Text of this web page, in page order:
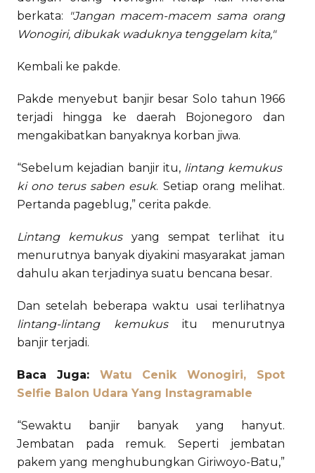
berkata: "Jangan macem-macem sama orang
Wonogiri, dibukak waduknya tenggelam kita,"
Kembali ke pakde.
Pakde menyebut banjir besar Solo tahun 1966
terjadi hingga ke daerah Bojonegoro dan
mengakibatkan banyaknya korban jiwa.
“Sebelum kejadian banjir itu, lintang kemukus
ki ono terus saben esuk. Setiap orang melihat.
Pertanda pageblug,” cerita pakde.
Lintang kemukusyang sempat terlihat itu
menurutnya banyak diyakini masyarakat jaman
dahulu akan terjadinya suatu bencana besar.
Dan setelah beberapa waktu usai terlihatnya
lintang-lintang kemukusitu menurutnya
banjir terjadi.
Baca Juga: Watu Cenik Wonogiri, Spot
Selfie Balon Udara Yang Instagramable
“Sewaktu banjir banyak yang hanyut.
Jembatan pada remuk. Seperti jembatan
pakem yang menghubungkan Giriwoyo-Batu,”